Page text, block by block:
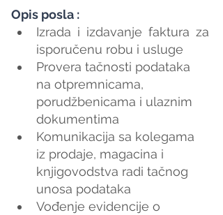
Opis posla :
Izrada i izdavanje faktura za
isporučenu robu i usluge
Provera tačnosti podataka
na otpremnicama,
porudžbenicama i ulaznim
dokumentima
Komunikacija sa kolegama
iz prodaje, magacina i
knjigovodstva radi tačnog
unosa podataka
Vođenje evidencije o